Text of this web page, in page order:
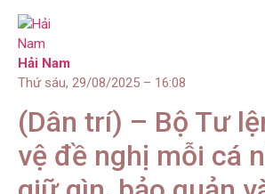
Hải Nam
Thứ sáu, 29/08/2025 – 16:08
(Dân trí) – Bộ Tư
vệ đề nghị mỗi cá